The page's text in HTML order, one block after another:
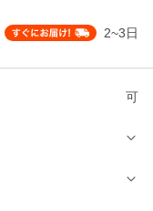
2~3日
可